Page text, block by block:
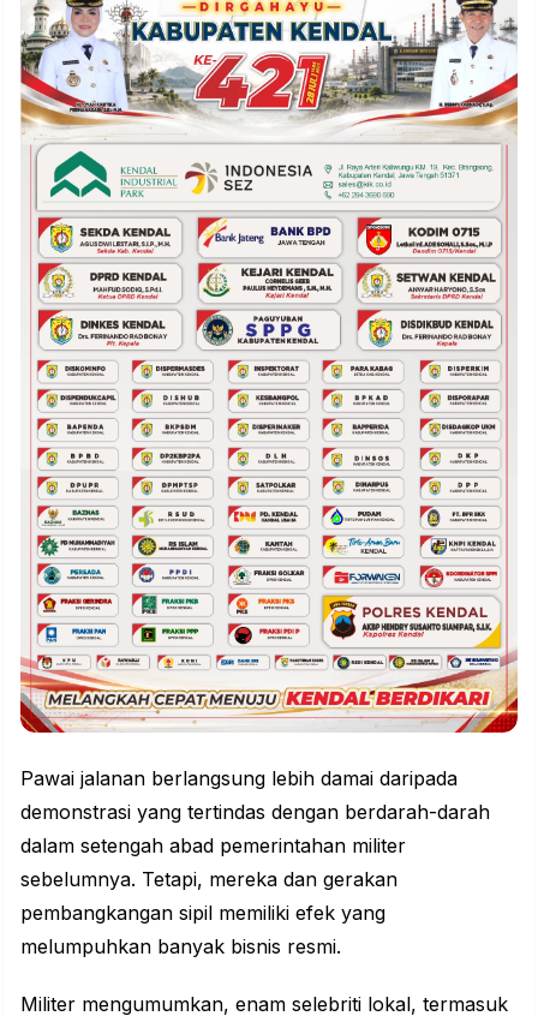
Pawai jalanan berlangsung lebih damai daripada
demonstrasi yang tertindas dengan berdarah-darah
dalam setengah abad pemerintahan militer
sebelumnya. Tetapi, mereka dan gerakan
pembangkangan sipil memiliki efek yang
melumpuhkan banyak bisnis resmi.
Militer mengumumkan, enam selebriti lokal, termasuk